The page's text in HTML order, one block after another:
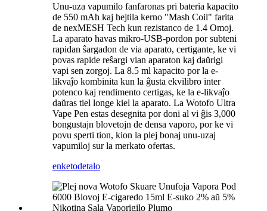
Unu-uza vapumilo fanfaronas pri bateria kapacito
de 550 mAh kaj hejtila kerno "Mash Coil" farita
de nexMESH Tech kun rezistanco de 1.4 Omoj.
La aparato havas mikro-USB-pordon por subteni
rapidan ŝargadon de via aparato, certigante, ke vi
povas rapide reŝargi vian aparaton kaj daŭrigi
vapi sen zorgoj. La 8.5 ml kapacito por la e-
likvaĵo kombinita kun la ĝusta ekvilibro inter
potenco kaj rendimento certigas, ke la e-likvaĵo
daŭras tiel longe kiel la aparato. La Wotofo Ultra
Vape Pen estas desegnita por doni al vi ĝis 3,000
bongustajn blovetojn de densa vaporo, por ke vi
povu sperti tion, kion la plej bonaj unu-uzaj
vapumiloj sur la merkato ofertas.
enketodetalo